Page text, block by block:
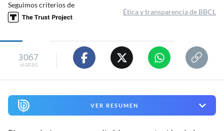
Seguimos criterios de
Ética y transparencia de BBCL
3067
visitas
VER RESUMEN